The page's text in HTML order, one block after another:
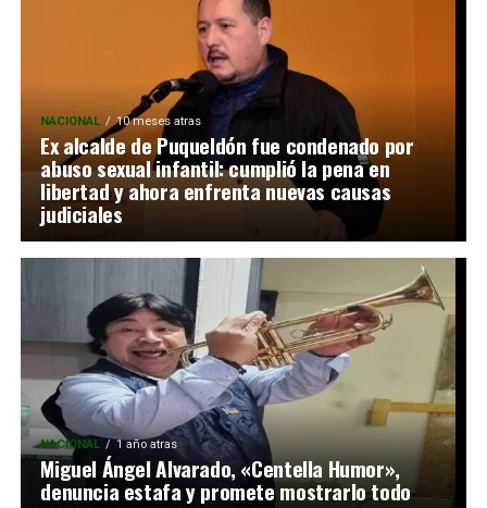
NACIONAL 10 meses atras
Ex alcalde de Puqueldón fue condenado por
abuso sexual infantil: cumplió la pena en
libertad y ahora enfrenta nuevas causas
judiciales
NACIONAL 1 año atras
Miguel Ángel Alvarado, «Centella Humor»,
denuncia estafa y promete mostrarlo todo